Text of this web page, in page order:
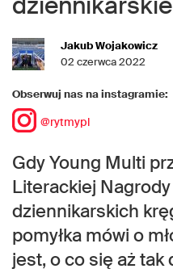
Jakub Wojakowicz
02 czerwca 2022
Obserwuj nas na instagramie:
@rytmypl
Gdy Young Multi
Literackiej Nagrody
dziennikarskich
pomyłka mówi o
jest, o co się aż tak